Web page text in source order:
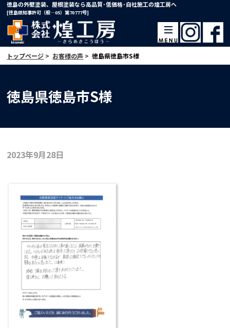
徳島の外壁塗装、屋根塗装なら高品質･低価格･自社施工の煌工房へ
[徳島県知事許可（般―05）第70777号]
トップページ > お客様の声 > 徳島県徳島市S様
徳島県徳島市S様
2023年9月28日